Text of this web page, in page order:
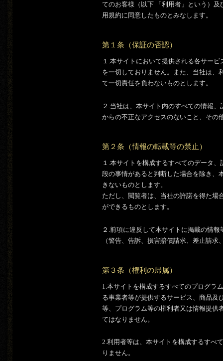
てのお客様（以下 「利用者」という）
用規約に同意したものとみなします。
第１条（保証の否認）
１.本サイトにおいて提供される各サー
を一切しておりません。また、当社は、
て一切責任を負わないものとします。
２.当社は、本サイト内のすべての情報
からの不正なアクセスのないこと、その
第２条（情報の転載等の禁止）
１.本サイトを構成するすべてのデータ
段の事情があると判断した場合を除き、
きないものとします。
ただし、閲覧者は、当社の許諾を得た場
ができるものとします。
２.前項に違反して本サイトに掲載の情
（警告、告訴、損害賠償請求、差止請
第３条（権利の帰属）
1.本サイトを構成するすべてのプログラ
る事業者等が提供するサービス、商品及
等、プログラム等の権利者又は情報提供
てはなりません。
2.利用者等は、本サイトを構成するすべ
りません。